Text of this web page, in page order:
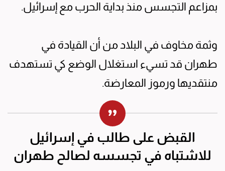
بمزاعم التجسس منذ بداية الحرب مع إسرائيل.
وثمة مخاوف في البلاد من أن القيادة في
طهران قد تسيء استغلال الوضع كي تستهدف
منتقديها ورموز المعارضة.
القبض على طالب في إسرائيل
للاشتباه في تجسسه لصالح طهران